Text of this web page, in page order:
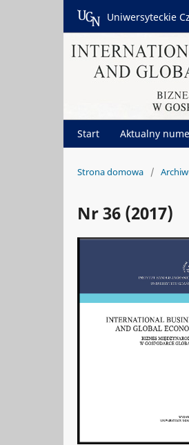
Start Aktualny
Uniwersyteckie
Strona domowa /
Nr 36 (2017)